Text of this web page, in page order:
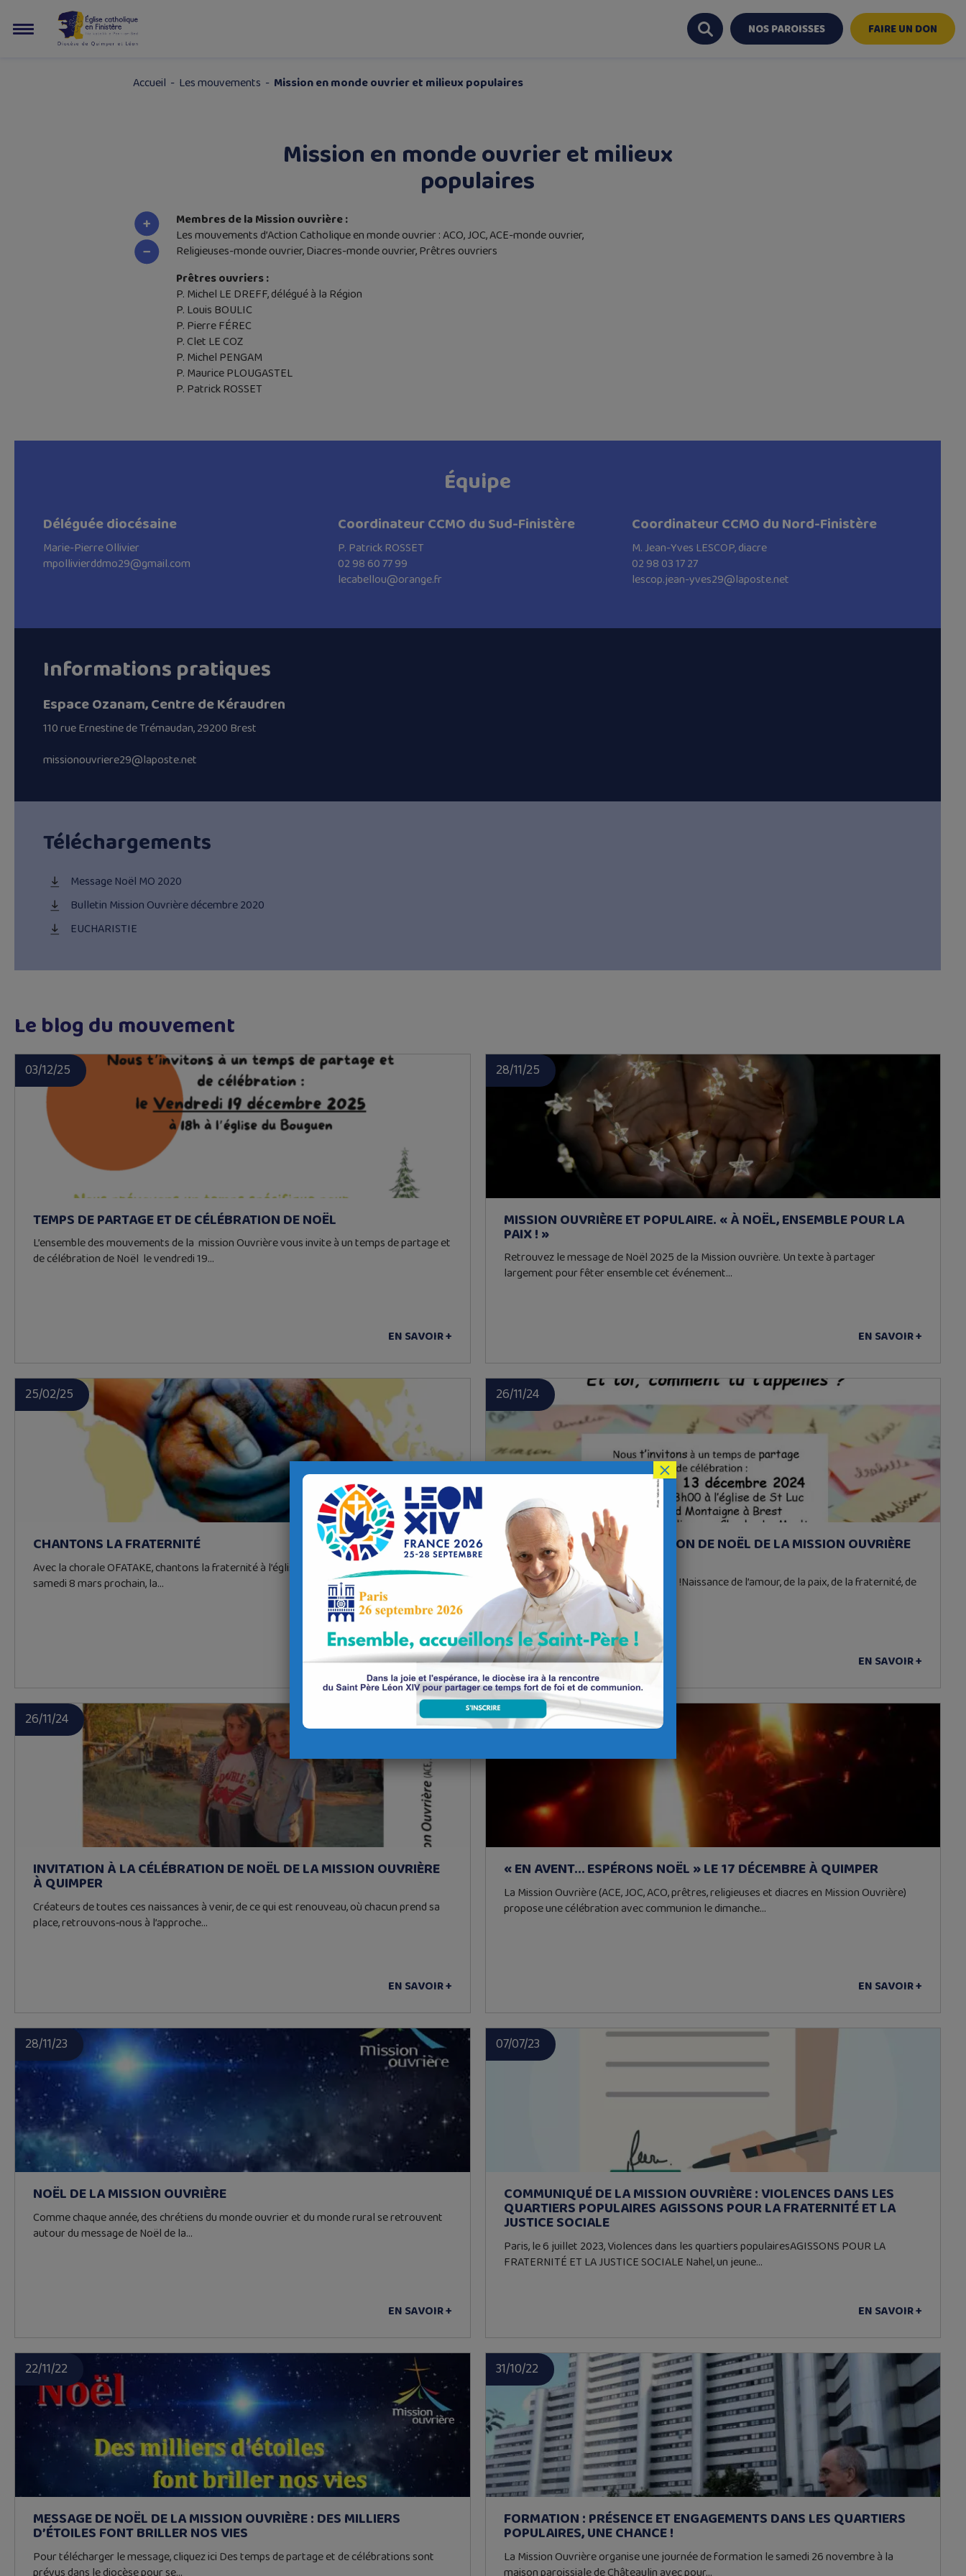
NOS PAROISSES FAIRE UN DON
Accueil - Les mouvements - Mission en monde ouvrier et milieux populaires
Mission en monde ouvrier et milieux
populaires
Membres de la Mission ouvrière :
Les mouvements d’Action Catholique en monde ouvrier : ACO, JOC, ACE-monde ouvrier,
Religieuses-monde ouvrier, Diacres-monde ouvrier, Prêtres ouvriers
Prêtres ouvriers :
P. Michel LE DREFF, délégué à la Région
P. Louis BOULIC
P. Pierre FÉREC
P. Clet LE COZ
P. Michel PENGAM
P. Maurice PLOUGASTEL
P. Patrick ROSSET
Équipe
Déléguée diocésaine
Marie-Pierre Ollivier
mpollivierddmo29@gmail.com
Coordinateur CCMO du Sud-Finistère
P. Patrick ROSSET
02 98 60 77 99
lecabellou@orange.fr
Coordinateur CCMO du Nord-Finistère
M. Jean-Yves LESCOP, diacre
02 98 03 17 27
lescop.jean-yves29@laposte.net
Informations pratiques
Espace Ozanam, Centre de Kéraudren
110 rue Ernestine de Trémaudan, 29200 Brest
missionouvriere29@laposte.net
Téléchargements
Message Noël MO 2020
Bulletin Mission Ouvrière décembre 2020
EUCHARISTIE
Le blog du mouvement
03/12/25
TEMPS DE PARTAGE ET DE CÉLÉBRATION DE NOËL
L’ensemble des mouvements de la mission Ouvrière vous invite à un temps de partage et
de célébration de Noël le vendredi 19…
EN SAVOIR +
28/11/25
MISSION OUVRIÈRE ET POPULAIRE. « À NOËL, ENSEMBLE POUR LA
PAIX ! »
Retrouvez le message de Noël 2025 de la Mission ouvrière. Un texte à partager
largement pour fêter ensemble cet événement…
EN SAVOIR +
25/02/25
CHANTONS LA FRATERNITÉ
Avec la chorale OFATAKE, chantons la fraternité à l’église Ste Thérèse du Landais ! Le
samedi 8 mars prochain, la…
EN SAVOIR +
26/11/24
INVITATION À LA CÉLÉBRATION DE NOËL DE LA MISSION OUVRIÈRE
À BREST
C’EST NOËL FÊTE DE LA NAISSANCE !Naissance de l’amour, de la paix, de la fraternité, de
tous ces liens d’amitié…
EN SAVOIR +
26/11/24
INVITATION À LA CÉLÉBRATION DE NOËL DE LA MISSION OUVRIÈRE
À QUIMPER
Créateurs de toutes ces naissances à venir, de ce qui est renouveau, où chacun prend sa
place, retrouvons‑nous à l’approche…
EN SAVOIR +
07/12/23
« EN AVENT… ESPÉRONS NOËL » LE 17 DÉCEMBRE À QUIMPER
La Mission Ouvrière (ACE, JOC, ACO, prêtres, religieuses et diacres en Mission Ouvrière)
propose une célébration avec communion le dimanche…
EN SAVOIR +
28/11/23
NOËL DE LA MISSION OUVRIÈRE
Comme chaque année, des chrétiens du monde ouvrier et du monde rural se retrouvent
autour du message de Noël de la…
EN SAVOIR +
07/07/23
COMMUNIQUÉ DE LA MISSION OUVRIÈRE : VIOLENCES DANS LES
QUARTIERS POPULAIRES AGISSONS POUR LA FRATERNITÉ ET LA
JUSTICE SOCIALE
Paris, le 6 juillet 2023, Violences dans les quartiers populairesAGISSONS POUR LA
FRATERNITÉ ET LA JUSTICE SOCIALE Nahel, un jeune…
EN SAVOIR +
22/11/22
MESSAGE DE NOËL DE LA MISSION OUVRIÈRE : DES MILLIERS
D’ÉTOILES FONT BRILLER NOS VIES
Pour télécharger le message, cliquez ici Des temps de partage et de célébrations sont
31/10/22
FORMATION : PRÉSENCE ET ENGAGEMENTS DANS LES QUARTIERS
POPULAIRES, UNE CHANCE !
La Mission Ouvrière organise une journée de formation le samedi 26 novembre à la
×